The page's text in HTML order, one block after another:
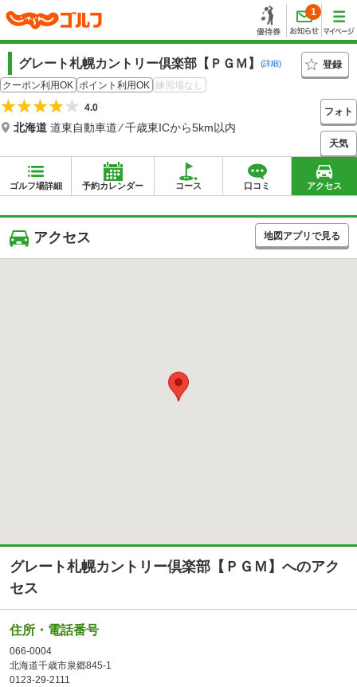
1
グレート札幌カントリー倶楽部【ＰＧＭ】 (詳細)
登録
クーポン利用OK ポイント利用OK 練習場なし
4.0
北海道 道東自動車道 ⁄ 千歳東ICから5km以内
フォト
天気
ゴルフ場詳細 予約カレンダー コース 口コミ アクセス
アクセス 地図アプリで見る
グレート札幌カントリー倶楽部【ＰＧＭ】へのアク
セス
住所・電話番号
066-0004
北海道千歳市泉郷845-1
0123-29-2111